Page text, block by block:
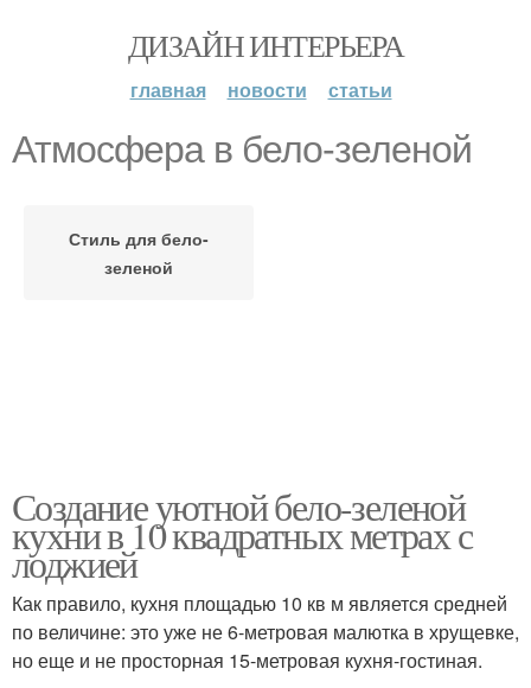
ДИЗАЙН ИНТЕРЬЕРА
главная новости статьи
Атмосфера в бело-зеленой
Стиль для бело-
зеленой
Создание уютной бело-зеленой
кухни в 10 квадратных метрах с
лоджией
Как правило, кухня площадью 10 кв м является средней
по величине: это уже не 6-метровая малютка в хрущевке,
но еще и не просторная 15-метровая кухня-гостиная.